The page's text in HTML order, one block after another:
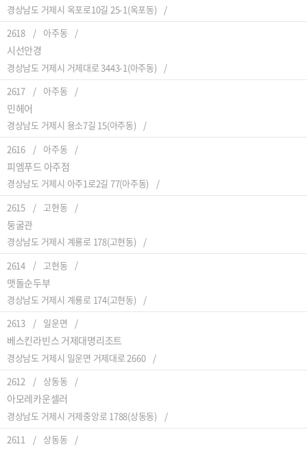
경상남도 거제시 옥포로10길 25-1(옥포동)
2618
아주동
시선안경
경상남도 거제시 거제대로 3443-1(아주동)
2617
아주동
민헤어
경상남도 거제시 용소7길 15(아주동)
2616
아주동
피엠푸드 아주점
경상남도 거제시 아주1로2길 77(아주동)
2615
고현동
둥굴관
경상남도 거제시 계룡로 178(고현동)
2614
고현동
맷돌순두부
경상남도 거제시 계룡로 174(고현동)
2613
일운면
베스킨라빈스 거제대명리조트
경상남도 거제시 일운면 거제대로 2660
2612
상동동
아모레카운셀러
경상남도 거제시 거제중앙로 1788(상동동)
2611
상동동